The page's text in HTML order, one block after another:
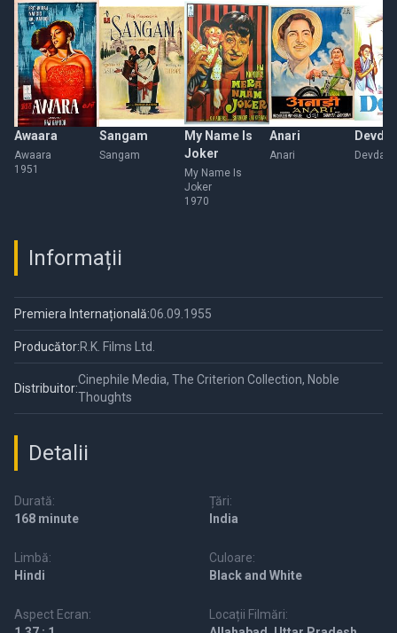
Awaara
Awaara
1951
Sangam
Sangam
My Name Is
Joker
My Name Is
Joker
1970
Anari
Anari Devdas
Informații
Premiera Internațională:06.09.1955
Producător:R.K. Films Ltd.
Distribuitor:
Cinephile Media, The Criterion Collection, Noble
Thoughts
Detalii
Durată:
168 minute
Țări:
India
Limbă:
Hindi
Culoare:
Black and White
Aspect Ecran:
Locații Filmări: